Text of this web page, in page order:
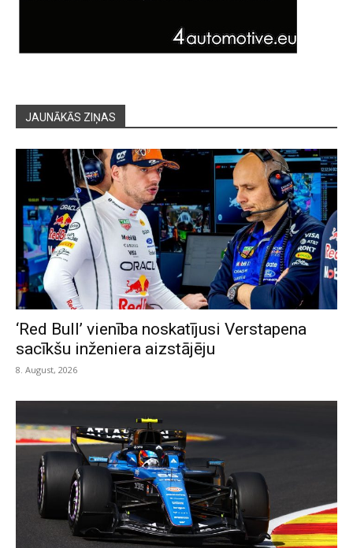
JAUNĀKĀS ZIŅAS
‘Red Bull’ vienība noskatījusi Verstapena
sacīkšu inženiera aizstājēju
8. August, 2026